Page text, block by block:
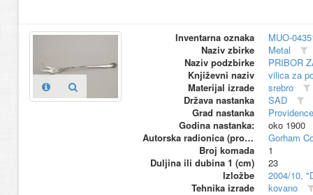
Inventarna oznaka
MUO-
Naziv zbirke
Metal
Naziv podzbirke
PRIBOR
Književni naziv
vilica za
Materijal izrade
srebro
Država nastanka
SAD
Grad nastanka
Godina nastanka:
oko 1900
Autorska radionica (proizvođač)
Gorham
Broj komada
1
Duljina ili dubina 1 (cm)
23
Izložbe
2004/10,
Tehnika izrade
kovano